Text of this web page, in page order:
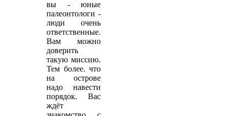
вы - юные
палеонтологи -
люди очень
ответственные.
Вам можно
доверить
такую миссию.
Тем более. что
на острове
надо навести
порядок. Вас
ждёт